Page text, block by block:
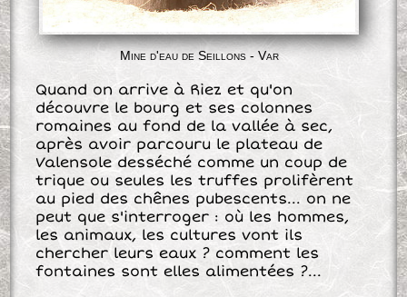
Mine d'eau de Seillons - Var
Quand on arrive à Riez et qu'on
découvre le bourg et ses colonnes
romaines au fond de la vallée à sec,
après avoir parcouru le plateau de
Valensole desséché comme un coup de
trique ou seules les truffes prolifèrent
au pied des chênes pubescents... on ne
peut que s'interroger : où les hommes,
les animaux, les cultures vont ils
chercher leurs eaux ? comment les
fontaines sont elles alimentées ?...